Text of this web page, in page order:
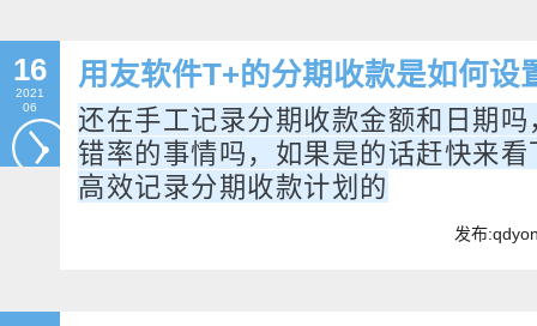
16
2021
06
用友软件T+的分期收款是如何设
还在手工记录分期收款金额和日期
错率的事情吗，如果是的话赶快来
高效记录分期收款计划的
发布